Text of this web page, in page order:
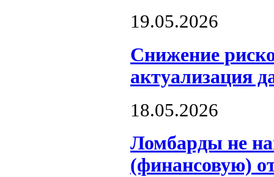
19.05.2026
Снижение
актуализация
18.05.2026
Ломбарды не
(финансовую)